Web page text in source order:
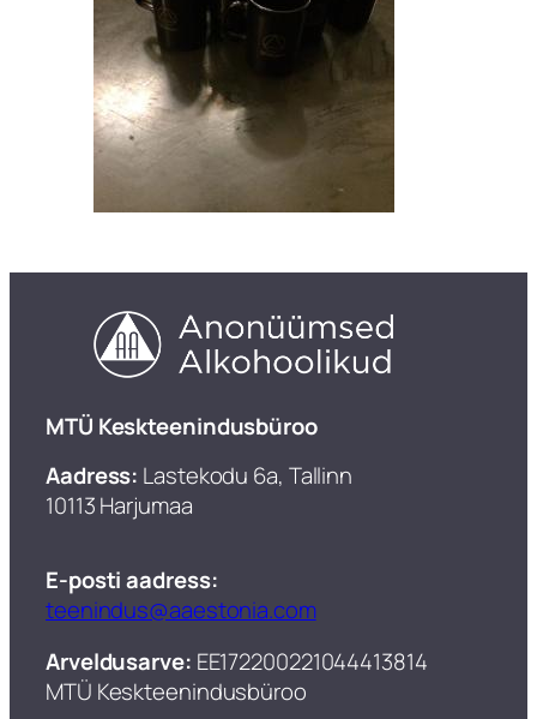
​MTÜ Keskteenindusbüroo
Aadress: Lastekodu 6a, Tallinn
10113 Harjumaa
E-posti aadress:
teenindus@aaestonia.com
Arveldusarve: EE172200221044413814
MTÜ Keskteenindusbüroo​